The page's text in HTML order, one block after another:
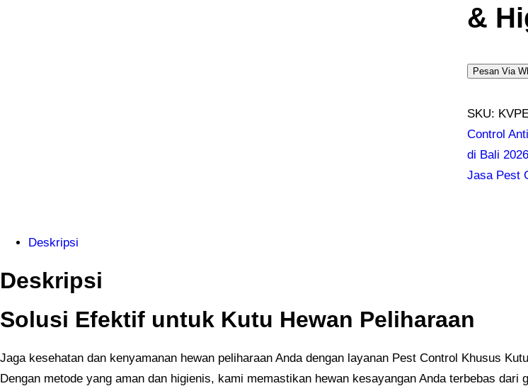
&
Pesan Via
SKU:
Control
di Bali 2026
Jasa Pest
Deskripsi
Deskripsi
Solusi Efektif untuk Kutu Hewan Peliharaan
Jaga kesehatan dan kenyamanan hewan peliharaan Anda dengan layanan Pest Control Khusus
Dengan metode yang aman dan higienis, kami memastikan hewan kesayangan Anda terbebas dari